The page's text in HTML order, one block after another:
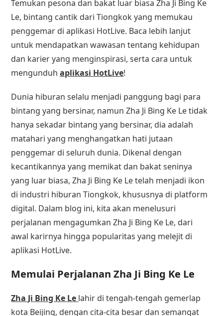
Temukan pesona dan bakat luar biasa Zha Ji Bing Ke
Le, bintang cantik dari Tiongkok yang memukau
penggemar di aplikasi HotLive. Baca lebih lanjut
untuk mendapatkan wawasan tentang kehidupan
dan karier yang menginspirasi, serta cara untuk
mengunduhaplikasi HotLive!
Dunia hiburan selalu menjadi panggung bagi para
bintang yang bersinar, namun Zha Ji Bing Ke Le tidak
hanya sekadar bintang yang bersinar, dia adalah
matahari yang menghangatkan hati jutaan
penggemar di seluruh dunia. Dikenal dengan
kecantikannya yang memikat dan bakat seninya
yang luar biasa, Zha Ji Bing Ke Le telah menjadi ikon
di industri hiburan Tiongkok, khususnya di platform
digital. Dalam blog ini, kita akan menelusuri
perjalanan mengagumkan Zha Ji Bing Ke Le, dari
awal karirnya hingga popularitas yang melejit di
aplikasi HotLive.
Memulai Perjalanan Zha Ji Bing Ke Le
Zha Ji Bing Ke Le lahir di tengah-tengah gemerlap
kota Beijing, dengan cita-cita besar dan semangat